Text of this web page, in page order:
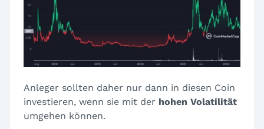
Anleger sollten daher nur dann in diesen Coin
investieren, wenn sie mit der hohen Volatilität
umgehen können.